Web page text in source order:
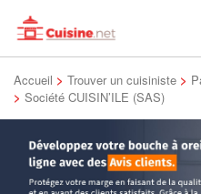
Accueil > Trouver un cuisiniste >
> Société CUISIN’ILE (SAS)